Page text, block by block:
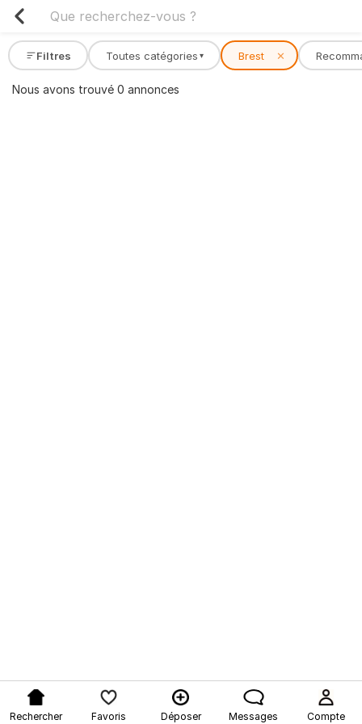
Filtres Toutes catégories ▾ Brest ✕
Nous avons trouvé 0 annonces
Rechercher Favoris Déposer Messages Compte